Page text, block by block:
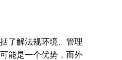
了解法规环境、管理
能是一个优势，而外